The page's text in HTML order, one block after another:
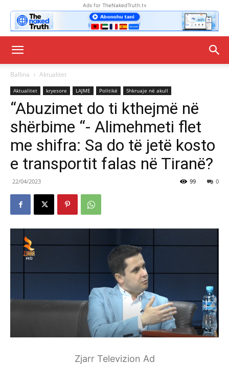
Ads for TheNakedTruth.tv
Ballina Aktualitet
Aktualitet kryesore LAJME Politikë Shkruaje në akull
“Abuzimet do ti kthejmë në
shërbime “- Alimehmeti flet
me shifra: Sa do të jetë kosto
e transportit falas në Tiranë?
22/04/2023 0
99
Zjarr Televizion Ad